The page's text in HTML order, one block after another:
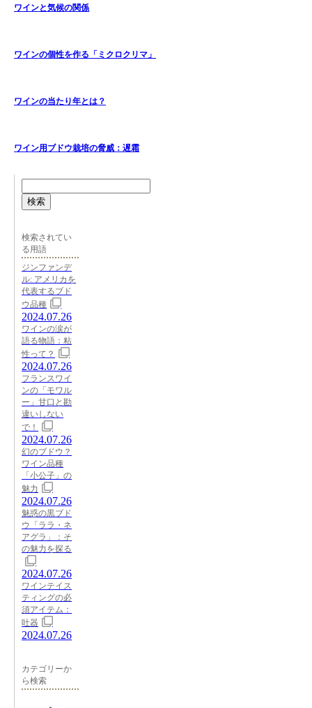
ワインと気候の関係
ワインの個性を作る「ミクロクリマ」
ワインの当たり年とは？
ワイン用ブドウ栽培の脅威：遅霜
検索
検索されてい
る用語
ジンファンデ
ル: アメリカを
代表するブド
ウ品種
2024.07.26
ワインの涙が
語る物語：粘
性って？
2024.07.26
フランスワイ
ンの「モワル
ー」甘口と勘
違いしない
で！
2024.07.26
幻のブドウ？
ワイン品種
「小公子」の
魅力
2024.07.26
魅惑の黒ブド
ウ「ララ・ネ
アグラ」：そ
の魅力を探る
2024.07.26
ワインテイス
ティングの必
須アイテム：
吐器
2024.07.26
カテゴリーか
ら検索